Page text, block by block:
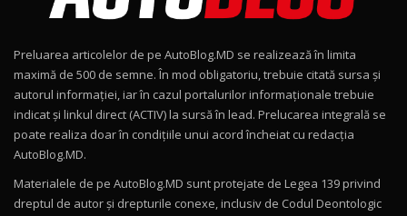
15:22
Mercedes-AMG E 53 HYBRID 4MATIC+ / Test
Drive AutoBlog.MD
16:27
11
Noul Volvo ES90 / Test Drive AutoBlog.MD
Noul MG HS / Test Drive AutoBlog.MD
Preluarea articolelor de pe AutoBlog.MD se realizează în limita
maximă de 500 de semne. În mod obligatoriu, trebuie citată sursa și
autorul informației, iar în cazul portalurilor informaționale trebuie
indicat și linkul direct (ACTIV) la sursă în lead. Prelucarea integrală se
poate realiza doar în condițiile unui acord încheiat cu redacţia
AutoBlog.MD.
Materialele de pe AutoBlog.MD sunt protejate de Legea 139 privind
dreptul de autor și drepturile conexe, inclusiv de Codul Deontologic